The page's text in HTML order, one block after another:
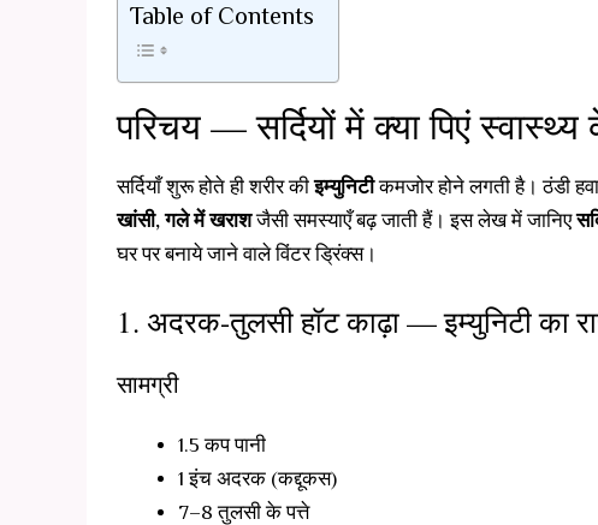
Table of Contents
परिचय — सर्दियों में क्या पिएं
सर्दियाँ शुरू होते ही शरीर कीइम्युनिटीकमजोर होने लगती है। ठंडी
खांसी, गले में खराशजैसी समस्याएँ बढ़ जाती हैं। इस लेख में जानिए
घर पर बनाये जाने वाले विंटर ड्रिंक्स।
1. अदरक-तुलसी हॉट काढ़ा — इम्युनिटी का
सामग्री
1.5 कप पानी
1 इंच अदरक (कद्दूकस)
7–8 तुलसी के पत्ते